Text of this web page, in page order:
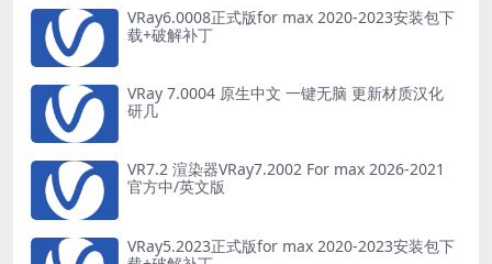
VRay6.0008正式版for max 2020-2023安装包下
载+破解补丁
VRay 7.0004 原生中文 一键无脑 更新材质汉化
研几
VR7.2 渲染器VRay7.2002 For max 2026-2021
官方中/英文版
VRay5.2023正式版for max 2020-2023安装包下